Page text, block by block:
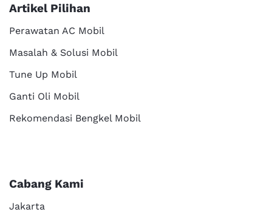
Artikel Pilihan
Perawatan AC Mobil
Masalah & Solusi Mobil
Tune Up Mobil
Ganti Oli Mobil
Rekomendasi Bengkel Mobil
Cabang Kami
Jakarta